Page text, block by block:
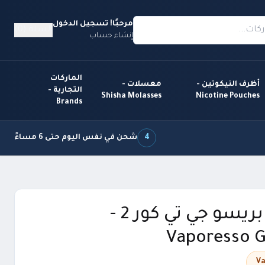
مرحبًا! تسجيل الدخول
إنشاء حساب
أظرف النيكوتين -
Nicotine Pouches
معسلات -
Shisha Molasses
الماركات
التجارية -
Brands
4 شحن في نفس اليوم حتى 6 مساءً
كويلات فابريسو جي تي كور 2 -
Vaporesso